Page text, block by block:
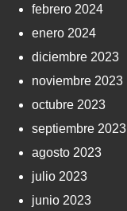
febrero 2024
enero 2024
diciembre 2023
noviembre 2023
octubre 2023
septiembre 2023
agosto 2023
julio 2023
junio 2023